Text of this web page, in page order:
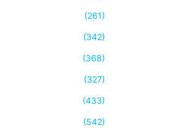
(261)
(342)
(368)
(327)
(433)
(542)